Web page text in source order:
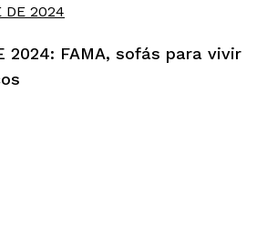
DE 2024
2024: FAMA, sofás para vivir